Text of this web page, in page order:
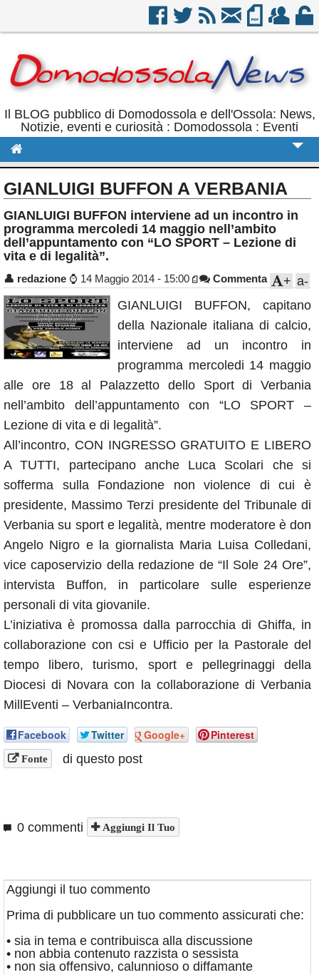
Il BLOG pubblico di Domodossola e dell'Ossola: News,
Notizie, eventi e curiosità : Domodossola : Eventi
Politica
Sport
Eventi
Rubriche
Calendario
Annunci
GIANLUIGI BUFFON A VERBANIA
GIANLUIGI BUFFON interviene ad un incontro in
programma mercoledi 14 maggio nell’ambito
dell’appuntamento con “LO SPORT – Lezione di
vita e di legalità”.
👤 redazione ⌚ 14 Maggio 2014 - 15:00 Commenta a-
+
GIANLUIGI BUFFON, capitano
della Nazionale italiana di calcio,
interviene ad un incontro in
programma mercoledi 14 maggio
alle ore 18 al Palazzetto dello Sport di Verbania
nell’ambito dell’appuntamento con “LO SPORT –
Lezione di vita e di legalità”.
All’incontro, CON INGRESSO GRATUITO E LIBERO
A TUTTI, partecipano anche Luca Scolari che si
sofferma sulla Fondazione non violence di cui è
presidente, Massimo Terzi presidente del Tribunale di
Verbania su sport e legalità, mentre moderatore è don
Angelo Nigro e la giornalista Maria Luisa Colledani,
vice caposervizio della redazione de “Il Sole 24 Ore”,
intervista Buffon, in particolare sulle esperienze
personali di vita giovanile.
L’iniziativa è promossa dalla parrocchia di Ghiffa, in
collaborazione con csi e Ufficio per la Pastorale del
tempo libero, turismo, sport e pellegrinaggi della
Diocesi di Novara con la collaborazione di Verbania
MillEventi – VerbaniaIncontra.
Facebook Twitter Google+ Pinterest
Fonte di questo post
0 commenti Aggiungi Il Tuo
Aggiungi il tuo commento
Prima di pubblicare un tuo commento assicurati che:
• sia in tema e contribuisca alla discussione
• non abbia contenuto razzista o sessista
• non sia offensivo, calunnioso o diffamante